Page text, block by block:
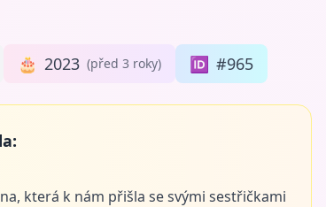
🎂 2023 (před 3 roky) 🆔 #965
která k nám přišla se svými sestřičkami